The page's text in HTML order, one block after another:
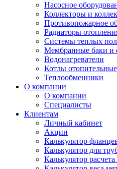
Насосное
Коллекторы и
Противопожарное
Радиаторы
Системы теплых
Мембранные баки и
Водонагреватели
Котлы отопительные
Теплообменники
О компании
О компании
Специалисты
Клиентам
Личный кабинет
Акции
Калькулятор
Калькулятор для
Калькулятор